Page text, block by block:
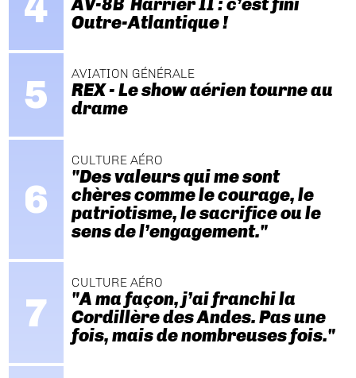
Outre-Atlantique !
AVIATION GÉNÉRALE
REX - Le show aérien tourne au
drame
CULTURE AÉRO
"Des valeurs qui me sont
chères comme le courage, le
patriotisme, le sacrifice ou le
sens de l’engagement."
CULTURE AÉRO
"A ma façon, j’ai franchi la
Cordillère des Andes. Pas une
fois, mais de nombreuses fois."